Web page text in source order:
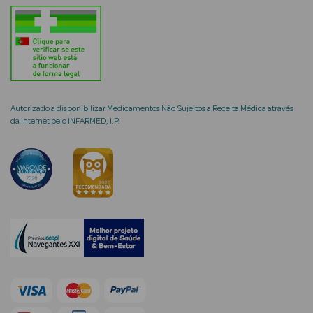
Rosto e
Ver Tudo
Rosto
Hidratantes
Séruns Faciais
Creme de Olhos
Anti-
envelhecimento
Autorizado a disponibilizar Medicamentos Não Sujeitos a Receita Médica através
da Internet pelo INFARMED, I.P.